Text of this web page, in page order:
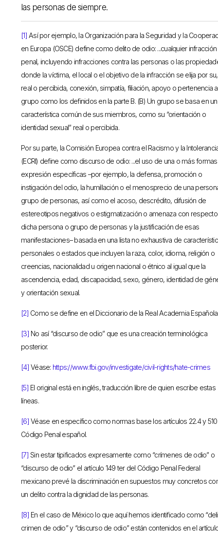
las personas de siempre.
[1] Así por ejemplo, la Organización para la Seguridad y la
en Europa (OSCE) define como delito de odio: ...cualquier infracción
penal, incluyendo infracciones contra las personas o las
donde la víctima, el local o el objetivo de la infracción se elija por su,
real o percibida, conexión, simpatía, filiación, apoyo o pertenencia
grupo como los definidos en la parte B. (B) Un grupo se basa en
característica común de sus miembros, como su “orientación o
identidad sexual” real o percibida.
Por su parte, la Comisión Europea contra el Racismo y la
(ECRI) define como discurso de odio: ...el uso de una o más
expresión específicas –por ejemplo, la defensa, promoción o
instigación del odio, la humillación o el menosprecio de una
grupo de personas, así como el acoso, descrédito, difusión de
estereotipos negativos o estigmatización o amenaza con
dicha persona o grupo de personas y la justificación de esas
manifestaciones– basada en una lista no exhaustiva de
personales o estados que incluyen la raza, color, idioma, religión o
creencias, nacionalidad u origen nacional o étnico al igual que la
ascendencia, edad, discapacidad, sexo, género, identidad de
y orientación sexual.
[2] Como se define en el Diccionario de la Real Academia
[3] No así “discurso de odio” que es una creación terminológica
posterior.
[4] Véase: https://www.fbi.gov/investigate/civil-rights/hate-crimes
[5] El original está en inglés, traducción libre de quien escribe estas
líneas.
[6] Véase en específico como normas base los artículos 22.4 y
Código Penal español.
[7] Sin estar tipificados expresamente como “crímenes de odio” o
“discurso de odio” el artículo 149 ter del Código Penal Federal
mexicano prevé la discriminación en supuestos muy concretos
un delito contra la dignidad de las personas.
[8] En el caso de México lo que aquí hemos identificado como
crimen de odio” y “discurso de odio” están contenidos en el